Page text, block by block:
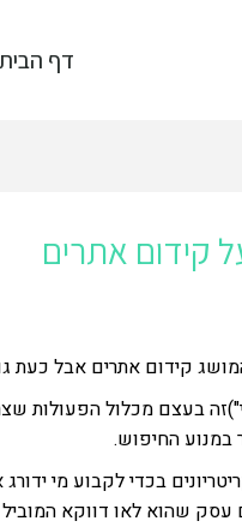
דף הבית
קידום אתרים
קידום אתרים אבל כעת
בעצם מכלול הפעולות
במנוע החיפוש.
בכדי לקבוע מי
שהוא לאו דווקא המוביל